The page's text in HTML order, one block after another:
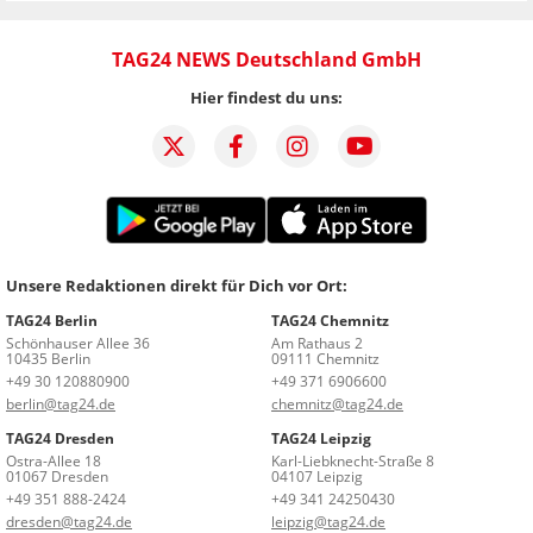
TAG24 NEWS Deutschland GmbH
Hier findest du uns:
Unsere Redaktionen direkt für Dich vor Ort:
TAG24 Berlin
Schönhauser Allee 36
10435 Berlin
+49 30 120880900
berlin@tag24.de
TAG24 Chemnitz
Am Rathaus 2
09111 Chemnitz
+49 371 6906600
chemnitz@tag24.de
TAG24 Dresden
Ostra-Allee 18
01067 Dresden
+49 351 888-2424
dresden@tag24.de
TAG24 Leipzig
Karl-Liebknecht-Straße 8
04107 Leipzig
+49 341 24250430
leipzig@tag24.de